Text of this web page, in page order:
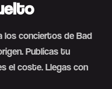
los conciertos de Bad
Publicas tu
el coste. Llegas con